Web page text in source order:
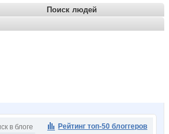
Поиск людей
Рейтинг топ-50 блоггеров